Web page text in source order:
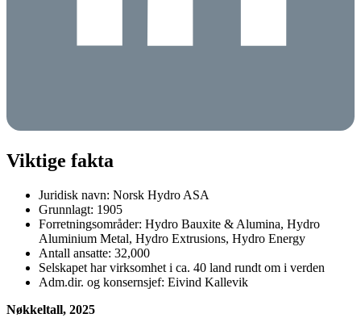
Viktige fakta
Juridisk navn: Norsk Hydro ASA
Grunnlagt: 1905
Forretningsområder: Hydro Bauxite & Alumina, Hydro
Aluminium Metal, Hydro Extrusions, Hydro Energy
Antall ansatte: 32,000
Selskapet har virksomhet i ca. 40 land rundt om i verden
Adm.dir. og konsernsjef: Eivind Kallevik
Nøkkeltall, 2025